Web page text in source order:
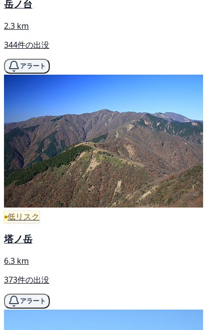
岳ノ台
2.3 km
344件の出没
アラート
低リスク
塔ノ岳
6.3 km
373件の出没
アラート